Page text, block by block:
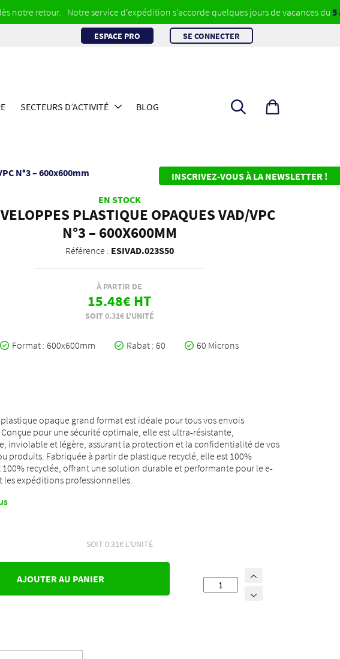
retour. Notre service d’expédition s’accorde quelques jours de vacances du5 au 23
ESPACE PRO SE CONNECTER
SECTEURS D’ACTIVITÉ BLOG
Rechercher
un
INSCRIVEZ-VOUS À LA NEWSLETTER !
N°3 – 600x600mm
EN STOCK
PLASTIQUE OPAQUES VAD/VPC
N°3 – 600X600MM
Référence : ESIVAD.023S50
À PARTIR DE
15.48€ HT
SOIT 0.31€ L'UNITÉ
Format : 600x600mm Rabat : 60 60 Microns
plastique opaque grand format est idéale pour tous vos envois
pour une sécurité optimale, elle est ultra-résistante,
inviolable et légère, assurant la protection et la confidentialité de vos
produits. Fabriquée à partir de plastique recyclé, elle est 100%
100% recyclée, offrant une solution durable et performante pour le e-
les expéditions professionnelles.
SOIT 0.31€ L'UNITÉ
AJOUTER AU PANIER
quantité
de